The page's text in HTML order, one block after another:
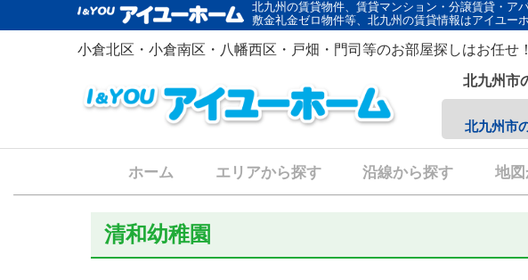
北九州の賃貸物件、賃貸マンション・分譲賃貸・ア
敷金礼金ゼロ物件等、北九州の賃貸情報はアイユー
小倉北区・小倉南区・八幡西区・戸畑・門司等のお部屋探しはお任せ
北九州市
北九州市
ホーム エリアから探す 沿線から探す 地
清和幼稚園